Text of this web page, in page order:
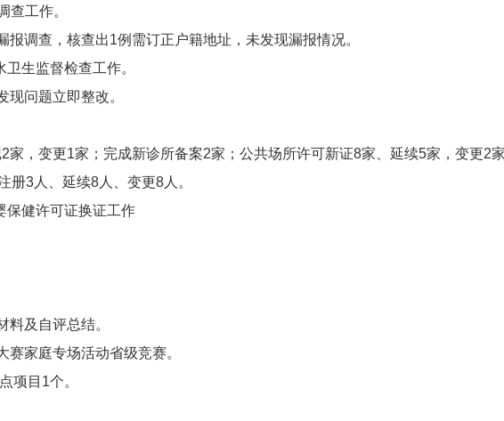
查工作。
调查，核查出1例需订正户籍地址，未发现漏报情况。
生监督检查工作。
问题立即整改。
家，变更1家；完成新诊所备案2家；公共场所许可新证8家、延续5家，变更2
册3人、延续8人、变更8人。
保健许可证换证工作
料及自评总结。
赛家庭专场活动省级竞赛。
项目1个。